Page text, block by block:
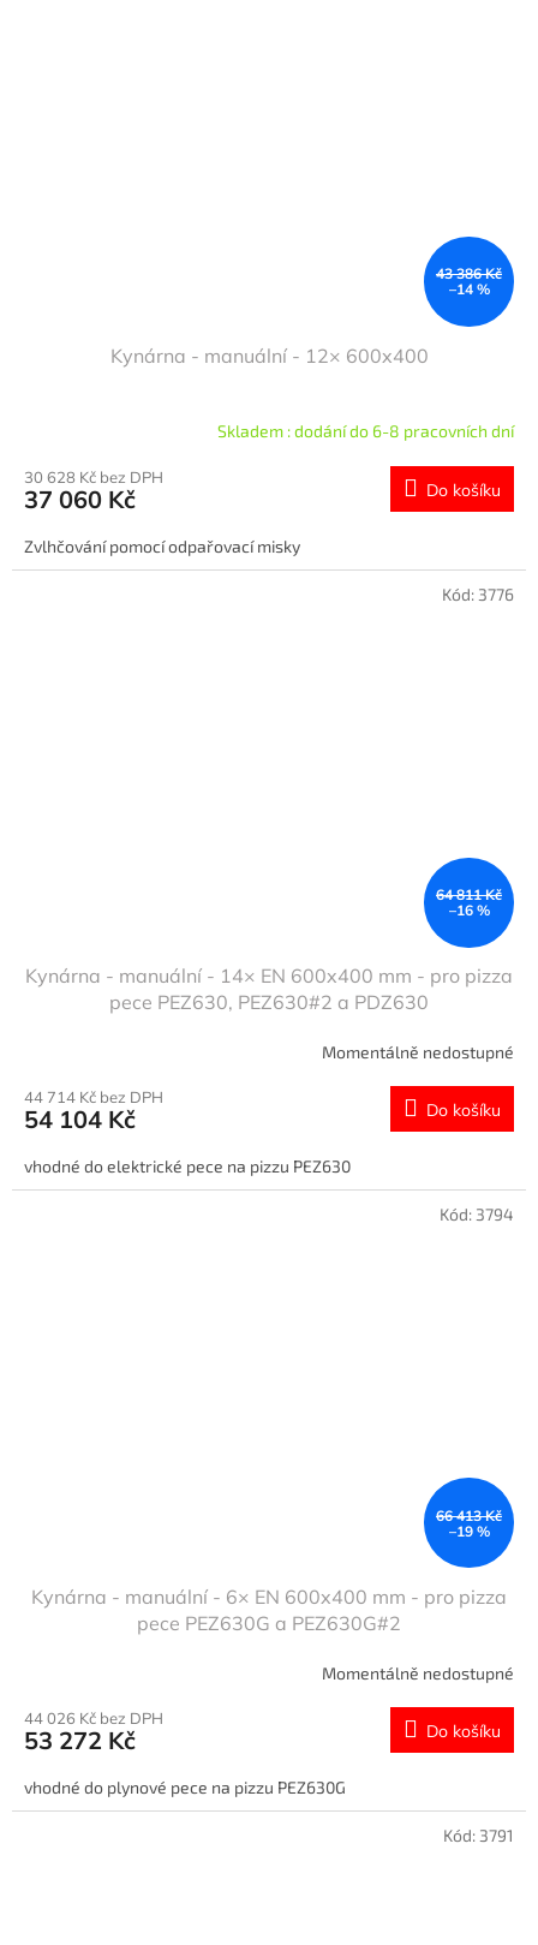
43 386 Kč
–14 %
Kynárna - manuální - 12× 600x400
Skladem : dodání do 6-8 pracovních dní
30 628 Kč bez DPH
37 060 Kč Do košíku
Zvlhčování pomocí odpařovací misky
64 811 Kč
–16 %
Kynárna - manuální - 14× EN 600x400 mm - pro pizza
pece PEZ630, PEZ630#2 a PDZ630
Momentálně nedostupné
44 714 Kč bez DPH
54 104 Kč Do košíku
vhodné do elektrické pece na pizzu PEZ630
Kód: 3776
66 413 Kč
–19 %
Kynárna - manuální - 6× EN 600x400 mm - pro pizza
pece PEZ630G a PEZ630G#2
Momentálně nedostupné
44 026 Kč bez DPH
53 272 Kč Do košíku
vhodné do plynové pece na pizzu PEZ630G
Kód:3794
Kód: 3791